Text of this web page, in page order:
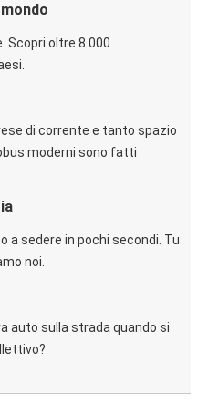
Scopri oltre 8.000
di corrente e tanto spazio
moderni sono fatti
a sedere in pochi secondi. Tu
noi.
auto sulla strada quando si